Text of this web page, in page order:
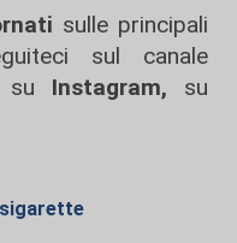
sulle principali
sul canale
su Instagram, su
sigarette